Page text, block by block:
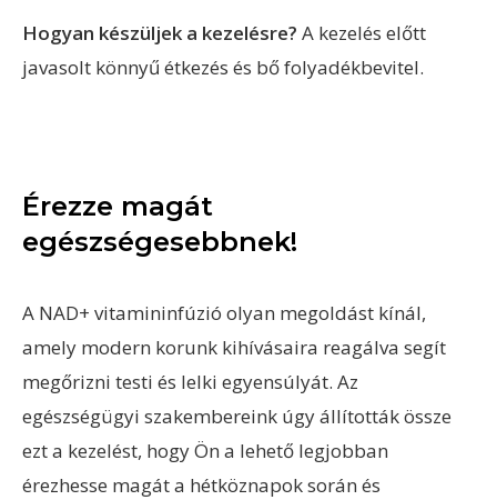
Hogyan készüljek a kezelésre? A kezelés előtt
javasolt könnyű étkezés és bő folyadékbevitel.
Érezze magát
egészségesebbnek!
A NAD+ vitamininfúzió olyan megoldást kínál,
amely modern korunk kihívásaira reagálva segít
megőrizni testi és lelki egyensúlyát. Az
egészségügyi szakembereink úgy állították össze
ezt a kezelést, hogy Ön a lehető legjobban
érezhesse magát a hétköznapok során és